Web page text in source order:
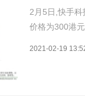
2月5日,快手
价格为300港
已经是港股
快手IPO的火
2021-02-19